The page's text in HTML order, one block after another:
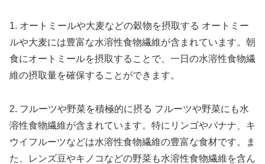
1. オートミールや大麦などの穀物を摂取する オートミー
ルや大麦には豊富な水溶性食物繊維が含まれています。朝
食にオートミールを摂取することで、一日の水溶性食物繊
維の摂取量を確保することができます。
2. フルーツや野菜を積極的に摂る フルーツや野菜にも水
溶性食物繊維が含まれています。特にリンゴやバナナ、キ
ウイフルーツなどは水溶性食物繊維の豊富な食材です。ま
た、レンズ豆やキノコなどの野菜も水溶性食物繊維を含ん